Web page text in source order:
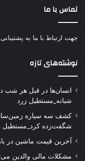
تماس با ما
جهت ارتباط با ما به پشتیبانی واتساپ به
نوشته‌های تازه
انسان‌ها در قبل هر شب دو
شبانه_مستطیل زرد
کشف سه سیاره زمین‌سان
شگفت‌زده کرد_مستطیل
آخرین قیمت ماشین در بازار آزاد جمعه
مشکلات مالی والدین